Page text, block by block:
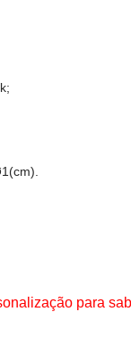
1(cm).
para